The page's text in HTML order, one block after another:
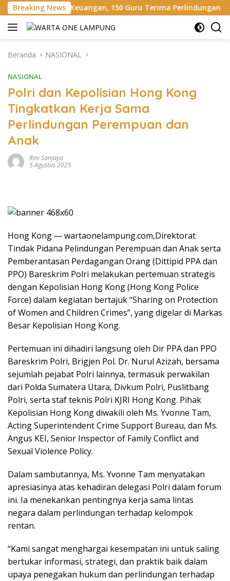
Langsung
ke
konten
Breaking News150 Guru Terima Perlindungan Asuransi Jiwa
Beranda NASIONAL
NASIONAL
Polri dan Kepolisian Hong Kong
Tingkatkan Kerja Sama
Perlindungan Perempuan dan
Anak
Rini Sanjaya
5 Agustus 2025
Hong Kong — wartaonelampung.com,Direktorat
Tindak Pidana Pelindungan Perempuan dan Anak serta
Pemberantasan Perdagangan Orang (Dittipid PPA dan
PPO) Bareskrim Polri melakukan pertemuan strategis
dengan Kepolisian Hong Kong (Hong Kong Police
Force) dalam kegiatan bertajuk “Sharing on Protection
of Women and Children Crimes”, yang digelar di Markas
Besar Kepolisian Hong Kong.
Pertemuan ini dihadiri langsung oleh Dir PPA dan PPO
Bareskrim Polri, Brigjen Pol. Dr. Nurul Azizah, bersama
sejumlah pejabat Polri lainnya, termasuk perwakilan
dari Polda Sumatera Utara, Divkum Polri, Puslitbang
Polri, serta staf teknis Polri KJRI Hong Kong. Pihak
Kepolisian Hong Kong diwakili oleh Ms. Yvonne Tam,
Acting Superintendent Crime Support Bureau, dan Ms.
Angus KEI, Senior Inspector of Family Conflict and
Sexual Violence Policy.
Dalam sambutannya, Ms. Yvonne Tam menyatakan
apresiasinya atas kehadiran delegasi Polri dalam forum
ini. Ia menekankan pentingnya kerja sama lintas
negara dalam perlindungan terhadap kelompok
rentan.
“Kami sangat menghargai kesempatan ini untuk saling
bertukar informasi, strategi, dan praktik baik dalam
upaya penegakan hukum dan perlindungan terhadap